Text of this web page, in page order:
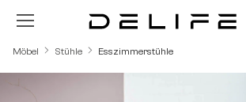
Zum Hauptinhalt springen
Möbel Stühle Esszimmerstühle